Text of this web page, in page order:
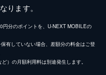
ります。
分のポイントを、U-NEXT MOBILEの
有していない場合、差額分の料金はご登
）の月額利用料は別途発生します。